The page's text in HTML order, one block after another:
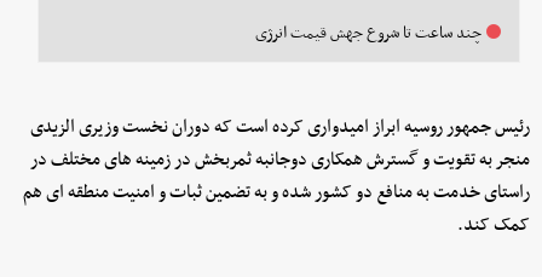
چند ساعت تا شروع جهش قیمت انرژی
رئیس جمهور روسیه ابراز امیدواری کرده است که دوران نخست وزیری الزیدی
منجر به تقویت و گسترش همکاری دوجانبه ثمربخش در زمینه های مختلف در
راستای خدمت به منافع دو کشور شده و به تضمین ثبات و امنیت منطقه ای هم
کمک کند.